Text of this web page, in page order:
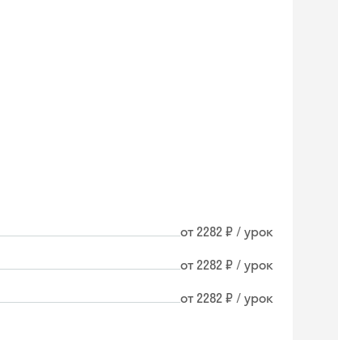
от 2282 ₽ / урок
от 2282 ₽ / урок
от 2282 ₽ / урок